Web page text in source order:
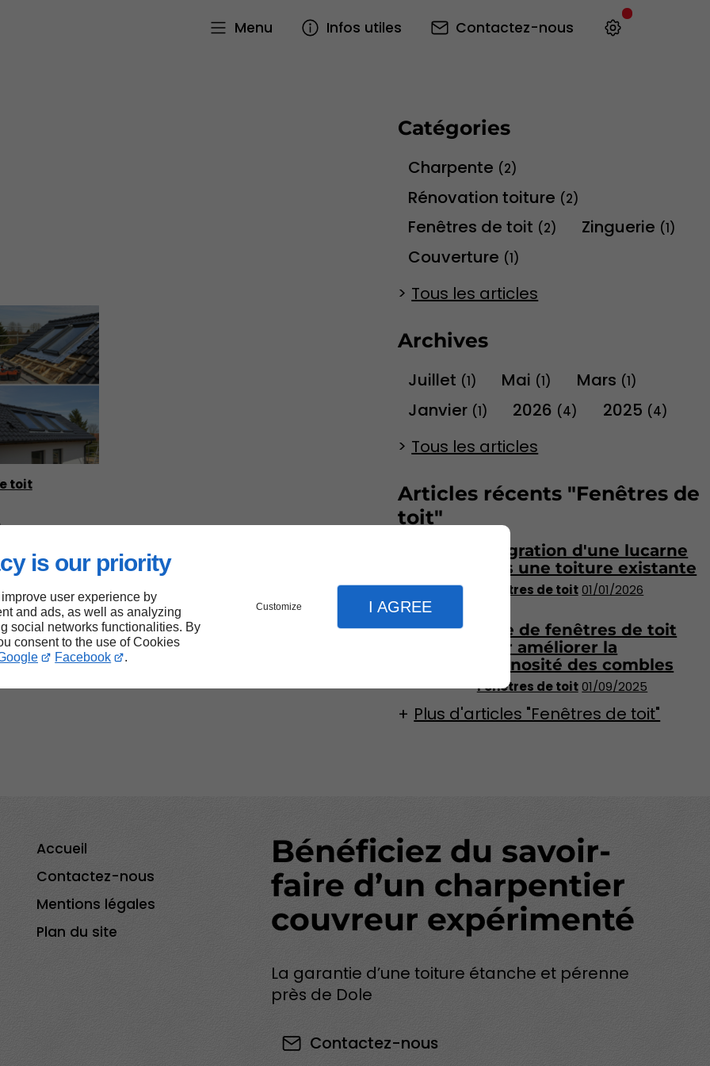
is our priority
user experience by
and ads, as well as analyzing
social networks functionalities. By
consent to the use of Cookies
Facebook .
Customize I AGREE
Menu Infos utiles Contactez-nous
Catégories
Charpente (2)
Rénovation toiture (2)
Fenêtres de toit (2) Zinguerie (1)
Couverture (1)
Tous les articles
Archives
Juillet (1) Mai (1) Mars (1)
Janvier (1) 2026 (4) 2025 (4)
Tous les articles
Articles récents "Fenêtres de
toit"
Fenêtres de toit 01/01/2026
Intégration d'une lucarne
dans une toiture existante
Fenêtres de toit 01/09/2025
Pose de fenêtres de toit
pour améliorer la
luminosité des combles
Plus d'articles "Fenêtres de toit"
toit
Accueil
Contactez-nous
Mentions légales
Plan du site
Bénéficiez du savoir-
faire d’un charpentier
couvreur expérimenté
La garantie d’une toiture étanche et pérenne
près de Dole
Contactez-nous